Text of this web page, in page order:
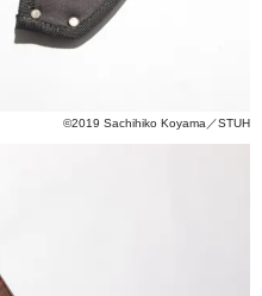
©2019 Sachihiko Koyama／STUH